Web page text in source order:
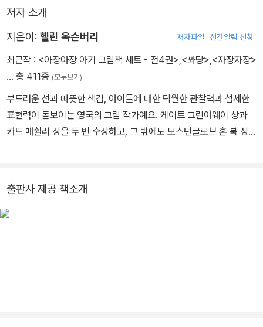
저자 소개
지은이: 헬린 옥슨버리 저자파일 신간알림 신청
최근작 : <아장아장 아기 그림책 세트 - 전4권> <꽈당> <자장자장>
… 총 411종 (모두보기)
부드러운 선과 따뜻한 색감, 아이들에 대한 탁월한 관찰력과 섬세한
표현력이 돋보이는 영국의 그림 작가예요. 케이트 그린어웨이 상과
커트 매쉴러 상을 두 번 수상하고, 그 밖에도 보스턴글로브 혼 북 상과
출판사 제공 책소개